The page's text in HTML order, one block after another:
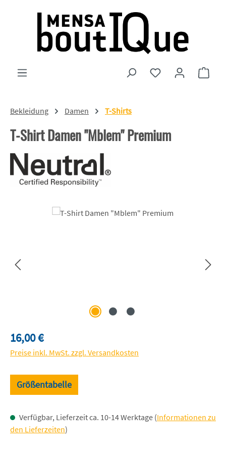
Zum Hauptinhalt springen
Du hast 0
Bekleidung Damen T-Shirts
T-Shirt Damen "Mblem" Premium
Bildergalerie überspringen
Regulärer Preis:
16,00 €
Preise inkl. MwSt. zzgl. Versandkosten
Größentabelle
Verfügbar, Lieferzeit ca. 10-14 Werktage (Informationen zu
den Lieferzeiten)